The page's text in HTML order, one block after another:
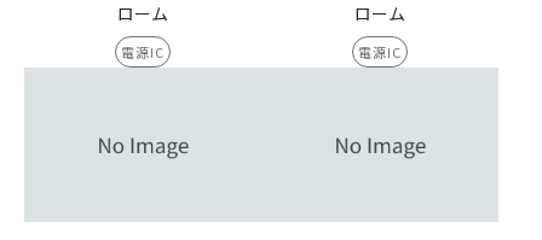
ローム
電源IC
ローム
電源IC